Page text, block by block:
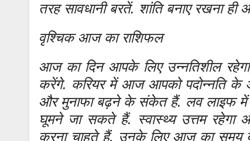
तरह सावधानी बरतें. शांति बनाए रखना
वृश्चिक आज का राशिफल
आज का दिन आपके लिए उन्नतिशील
करेंगे. करियर में आज आपको पदोन्नति के
और मुनाफा बढ़ने के संकेत हैं. लव लाइफ में
घूमने जा सकते हैं. स्वास्थ्य उत्तम रहेगा
करना चाहते हैं, उनके लिए आज का समय